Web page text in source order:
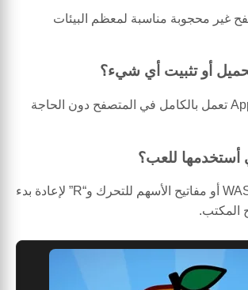
غير محجوبة مناسبة لمعظم البيئات
أو تثبيت أي شيء؟
لا، لعبة Apple Worm تعمل بالكامل في المتصفح دون الحاجة
أستخدمها للعب؟
استخدم مفاتيح WASD أو مفاتيح الأسهم للتحرك و“R” لإعادة بدء